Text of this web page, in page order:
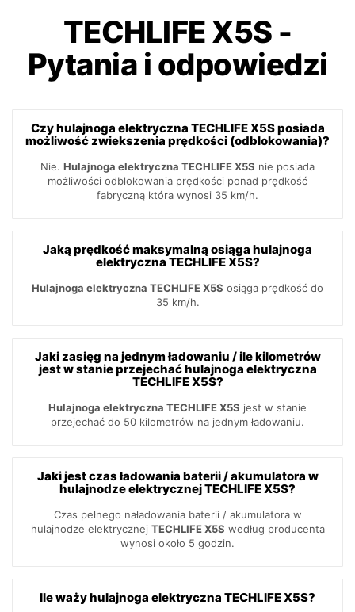
TECHLIFE X5S -
Pytania i odpowiedzi
Czy hulajnoga elektryczna TECHLIFE X5S posiada
możliwość zwiekszenia prędkości (odblokowania)?
Nie. Hulajnoga elektryczna TECHLIFE X5S nie posiada
możliwości odblokowania prędkości ponad prędkość
fabryczną która wynosi 35 km/h.
Jaką prędkość maksymalną osiąga hulajnoga
elektryczna TECHLIFE X5S?
Hulajnoga elektryczna TECHLIFE X5S osiąga prędkość do
35 km/h.
Jaki zasięg na jednym ładowaniu / ile kilometrów
jest w stanie przejechać hulajnoga elektryczna
TECHLIFE X5S?
Hulajnoga elektryczna TECHLIFE X5S jest w stanie
przejechać do 50 kilometrów na jednym ładowaniu.
Jaki jest czas ładowania baterii / akumulatora w
hulajnodze elektrycznej TECHLIFE X5S?
Czas pełnego naładowania baterii / akumulatora w
hulajnodze elektrycznej TECHLIFE X5S według producenta
wynosi około 5 godzin.
Ile waży hulajnoga elektryczna TECHLIFE X5S?